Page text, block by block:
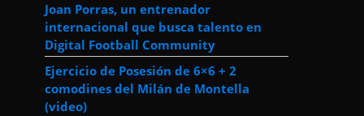
Joan Porras, un entrenador
internacional que busca talento en
Digital Football Community
Ejercicio de Posesión de 6×6 + 2
comodines del Milán de Montella
(video)